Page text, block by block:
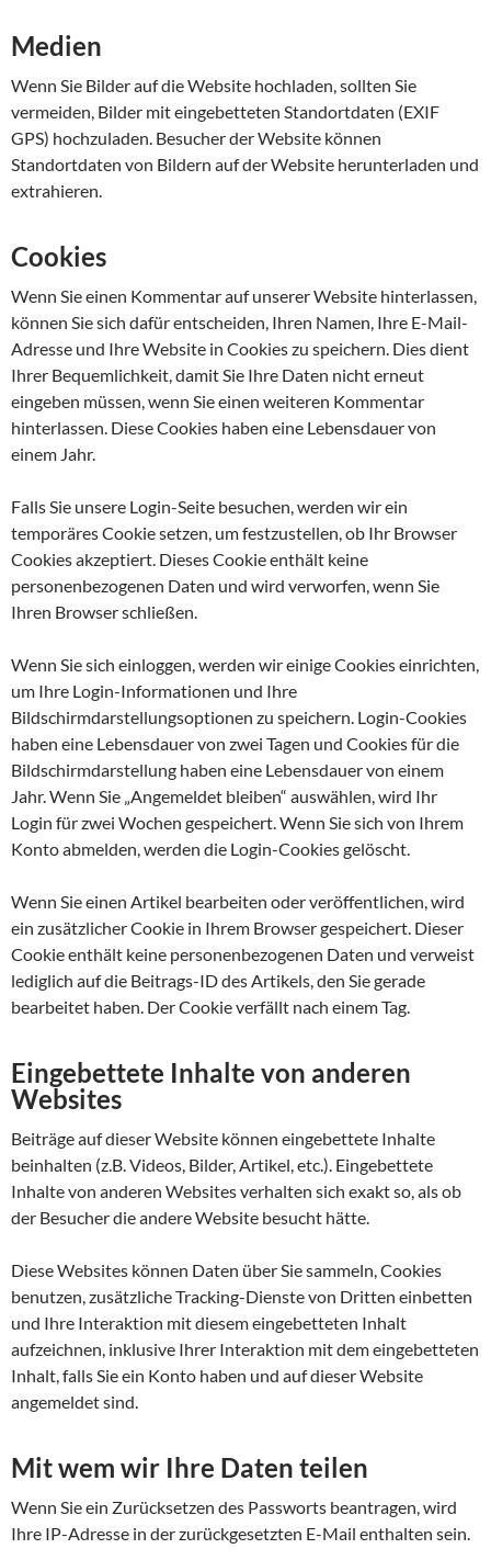
Medien
Wenn Sie Bilder auf die Website hochladen, sollten Sie
vermeiden, Bilder mit eingebetteten Standortdaten (EXIF
GPS) hochzuladen. Besucher der Website können
Standortdaten von Bildern auf der Website herunterladen und
extrahieren.
Cookies
Wenn Sie einen Kommentar auf unserer Website hinterlassen,
können Sie sich dafür entscheiden, Ihren Namen, Ihre E-Mail-
Adresse und Ihre Website in Cookies zu speichern. Dies dient
Ihrer Bequemlichkeit, damit Sie Ihre Daten nicht erneut
eingeben müssen, wenn Sie einen weiteren Kommentar
hinterlassen. Diese Cookies haben eine Lebensdauer von
einem Jahr.
Falls Sie unsere Login-Seite besuchen, werden wir ein
temporäres Cookie setzen, um festzustellen, ob Ihr Browser
Cookies akzeptiert. Dieses Cookie enthält keine
personenbezogenen Daten und wird verworfen, wenn Sie
Ihren Browser schließen.
Wenn Sie sich einloggen, werden wir einige Cookies einrichten,
um Ihre Login-Informationen und Ihre
Bildschirmdarstellungsoptionen zu speichern. Login-Cookies
haben eine Lebensdauer von zwei Tagen und Cookies für die
Bildschirmdarstellung haben eine Lebensdauer von einem
Jahr. Wenn Sie „Angemeldet bleiben“ auswählen, wird Ihr
Login für zwei Wochen gespeichert. Wenn Sie sich von Ihrem
Konto abmelden, werden die Login-Cookies gelöscht.
Wenn Sie einen Artikel bearbeiten oder veröffentlichen, wird
ein zusätzlicher Cookie in Ihrem Browser gespeichert. Dieser
Cookie enthält keine personenbezogenen Daten und verweist
lediglich auf die Beitrags-ID des Artikels, den Sie gerade
bearbeitet haben. Der Cookie verfällt nach einem Tag.
Eingebettete Inhalte von anderen
Websites
Beiträge auf dieser Website können eingebettete Inhalte
beinhalten (z.B. Videos, Bilder, Artikel, etc.). Eingebettete
Inhalte von anderen Websites verhalten sich exakt so, als ob
der Besucher die andere Website besucht hätte.
Diese Websites können Daten über Sie sammeln, Cookies
benutzen, zusätzliche Tracking-Dienste von Dritten einbetten
und Ihre Interaktion mit diesem eingebetteten Inhalt
aufzeichnen, inklusive Ihrer Interaktion mit dem eingebetteten
Inhalt, falls Sie ein Konto haben und auf dieser Website
angemeldet sind.
Mit wem wir Ihre Daten teilen
Wenn Sie ein Zurücksetzen des Passworts beantragen, wird
Ihre IP-Adresse in der zurückgesetzten E-Mail enthalten sein.